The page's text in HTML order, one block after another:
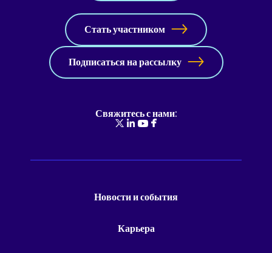
Стать участником
Подписаться на рассылку
Свяжитесь с нами:
Новости и события
Карьера